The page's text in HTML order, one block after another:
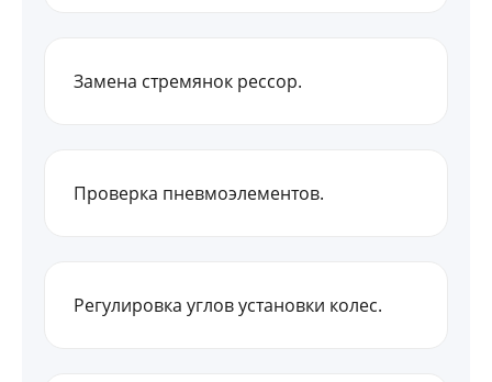
Замена стремянок рессор.
Проверка пневмоэлементов.
Регулировка углов установки колес.